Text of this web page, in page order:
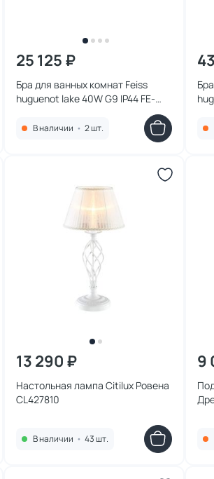
25 125 ₽
Бра для ванных комнат Feiss
huguenot lake 40W G9 IP44 FE-
В наличии • 2 шт.
13 290 ₽
Настольная лампа Citilux Ровена
CL427810
В наличии • 43 шт.
9